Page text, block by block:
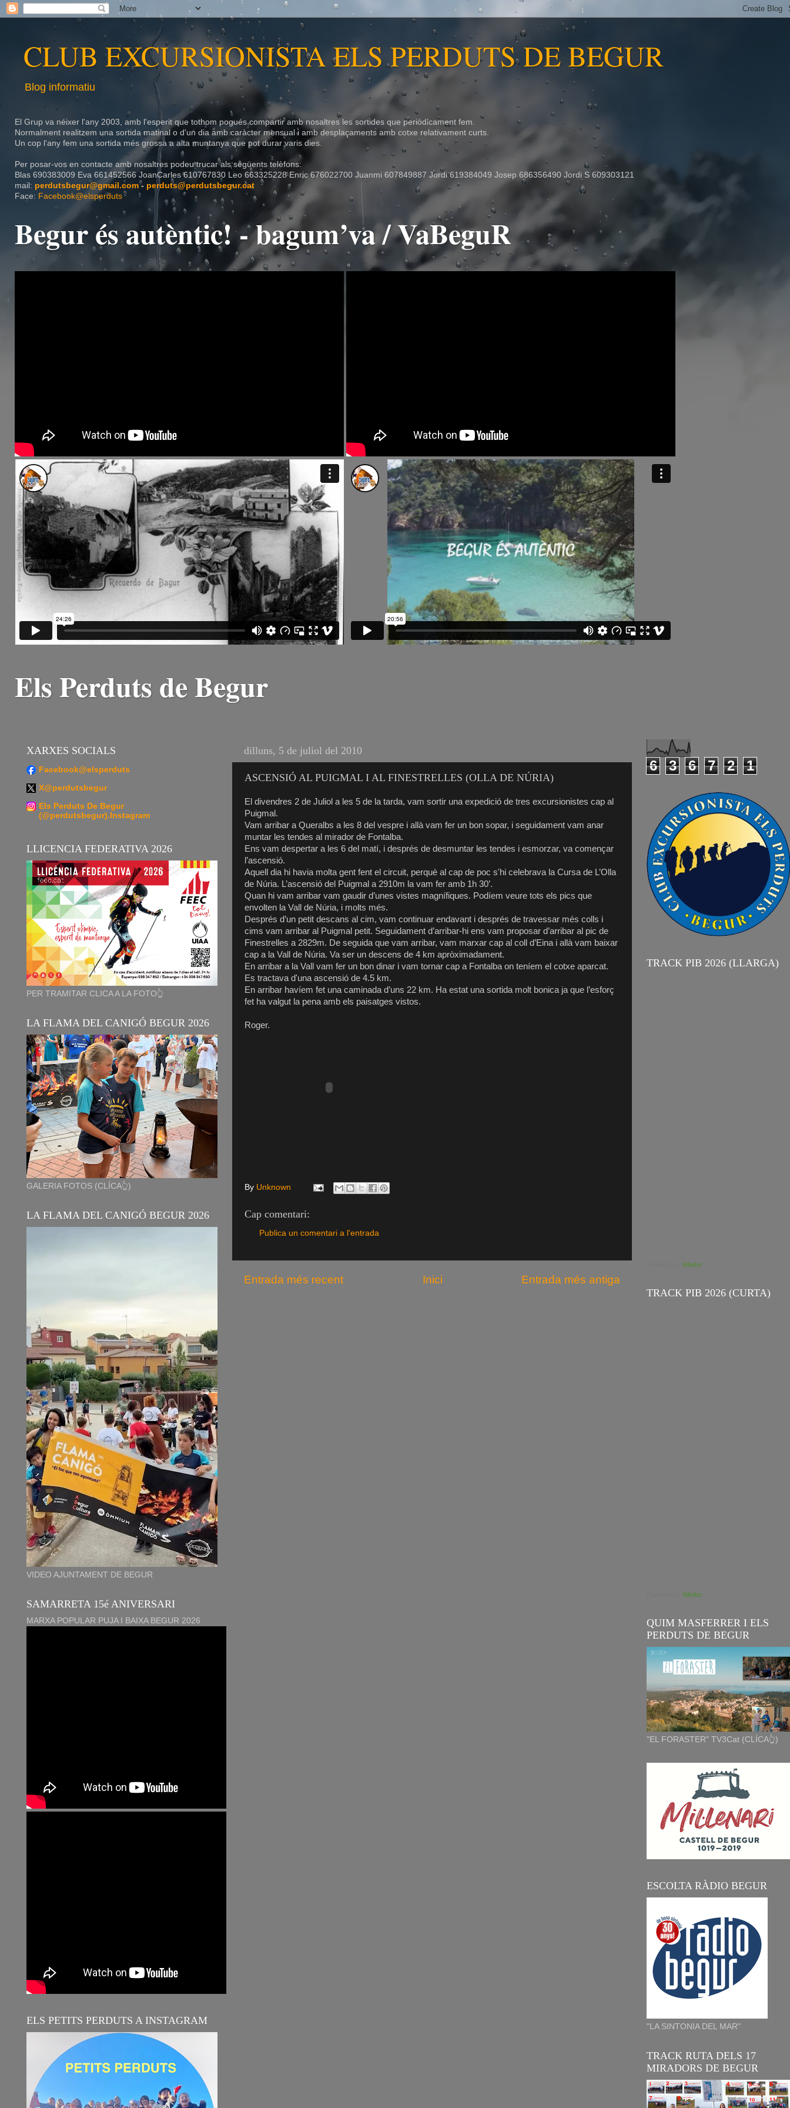
CLUB EXCURSIONISTA ELS PERDUTS DE BEGUR
Blog informatiu
El Grup va néixer l'any 2003, amb l'esperit que tothom pogués compartir amb nosaltres les sortides que periòdicament fem.
Normalment realitzem una sortida matinal o d'un dia amb caràcter mensual i amb desplaçaments amb cotxe relativament curts.
Un cop l'any fem una sortida més grossa a alta muntanya que pot durar varis dies.
Per posar-vos en contacte amb nosaltres podeu trucar als següents telèfons:
Blas 690383009 Eva 661452566 JoanCarles610767830 Leo 663325228 Enric 676022700 Juanmi 607849887 Jordi 619384049 Josep 686356490 Jordi S 609303121
mail: perdutsbegur@gmail.com- perduts@perdutsbegur.cat
Face: Facebook@elsperduts
Begur és autèntic! - bagum’va / VaBeguR
Els Perduts de Begur
dilluns, 5 de juliol del 2010
ASCENSIÓ AL PUIGMAL I AL FINESTRELLES (OLLA DE NÚRIA)
El divendres 2 de Juliol a les 5 de la tarda, vam sortir una expedició de tres excursionistes cap al
Puigmal.
Vam arribar a Queralbs a les 8 del vespre i allà vam fer un bon sopar, i seguidament vam anar
muntar les tendes al mirador de Fontalba.
Ens vam despertar a les 6 del matí, i després de desmuntar les tendes i esmorzar, va començar
l’ascensió.
Aquell dia hi havia molta gent fent el circuit, perquè al cap de poc s'hi celebrava la Cursa de L’Olla
de Núria. L’ascensió del Puigmal a 2910m la vam fer amb 1h 30’.
Quan hi vam arribar vam gaudir d’unes vistes magnífiques. Podíem veure tots els pics que
envolten la Vall de Núria, i molts més.
Després d’un petit descans al cim, vam continuar endavant i després de travessar més colls i
cims vam arribar al Puigmal petit. Seguidament d’arribar-hi ens vam proposar d’arribar al pic de
Finestrelles a 2829m. De seguida que vam arribar, vam marxar cap al coll d’Eina i allà vam baixar
cap a la Vall de Núria. Va ser un descens de 4 km apròximadament.
En arribar a la Vall vam fer un bon dinar i vam tornar cap a Fontalba on teníem el cotxe aparcat.
Es tractava d'una ascensió de 4.5 km.
En arribar havíem fet una caminada d’uns 22 km. Ha estat una sortida molt bonica ja que l’esforç
fet ha valgut la pena amb els paisatges vistos.
Roger.
By Unknown
Cap comentari:
Publica un comentari a l'entrada
Entrada més recent Entrada més antiga
Inici
XARXES SOCIALS
Facebook@elsperduts
X@perdutsbegur
Els Perduts De Begur
(@perdutsbegur).Instagram
LLICENCIA FEDERATIVA 2026
PER TRAMITAR CLICA A LA FOTO👆
LA FLAMA DEL CANIGÓ BEGUR 2026
GALERIA FOTOS (CLÍCA👆)
LA FLAMA DEL CANIGÓ BEGUR 2026
VIDEO AJUNTAMENT DE BEGUR
SAMARRETA 15é ANIVERSARI
MARXA POPULAR PUJA I BAIXA BEGUR 2026
ELS PETITS PERDUTS A INSTAGRAM
6 3 6 7 2 1
TRACK PIB 2026 (LLARGA)
Wikiloc
TRACK PIB 2026 (CURTA)
Wikiloc
QUIM MASFERRER I ELS
PERDUTS DE BEGUR
"EL FORASTER" TV3Cat (CLÍCA👆)
ESCOLTA RÀDIO BEGUR
"LA SINTONIA DEL MAR"
TRACK RUTA DELS 17
MIRADORS DE BEGUR